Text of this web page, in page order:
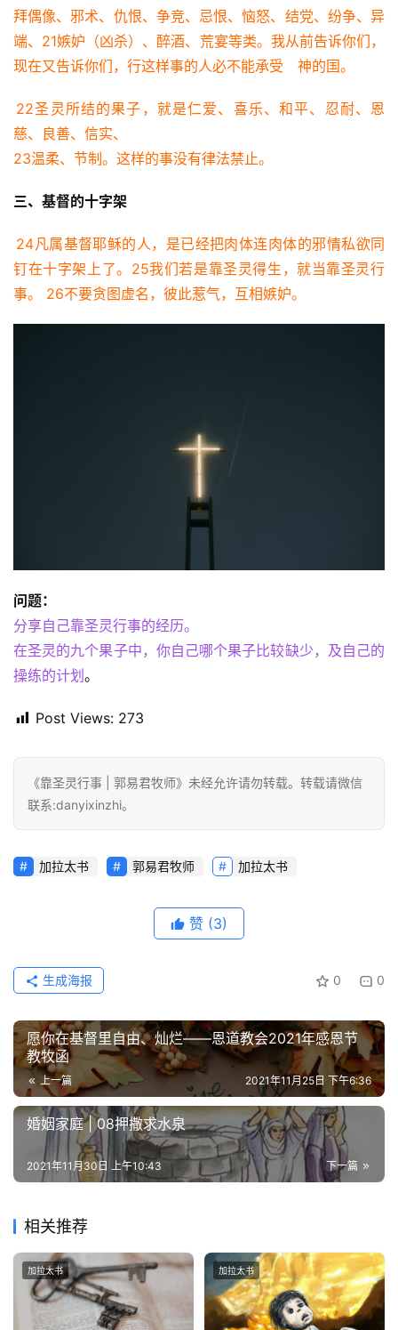
赞
美
敬
神
学
研
究
按
卷
查
们
拜偶像、邪术、仇恨、争竞、忌恨、恼怒、结党、纷争、异
端、21嫉妒（凶杀）、醉酒、荒宴等类。我从前告诉你们，
现在又告诉你们，行这样事的人必不能承受　神的国。
22圣灵所结的果子，就是仁爱、喜乐、和平、忍耐、恩
慈、良善、信实、
23温柔、节制。这样的事没有律法禁止。
三、基督的十字架
24凡属基督耶稣的人，是已经把肉体连肉体的邪情私欲同
钉在十字架上了。25我们若是靠圣灵得生，就当靠圣灵行
事。 26不要贪图虚名，彼此惹气，互相嫉妒。
问题：
分享自己靠圣灵行事的经历。
在圣灵的九个果子中，你自己哪个果子比较缺少，及自己的
操练的计划 。
Post Views: 273
《靠圣灵行事 | 郭易君牧师》未经允许请勿转载。转载请微信
联系:danyixinzhi。
加拉太书 郭易君牧师 加拉太书
赞 (3)
0 0
生成海报
愿你在基督里自由、灿烂——恩道教会2021年感恩节
教牧函
上一篇 2021年11月25日 下午6:36
婚姻家庭 | 08押撒求水泉
下一篇
2021年11月30日 上午10:43
相关推荐
加拉太书 加拉太书